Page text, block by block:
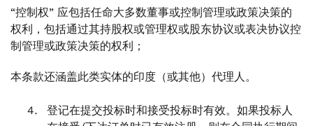
“控制权” 应包括任命大多数董事或控制管理或政策决策的
权利，包括通过其持股权或管理权或股东协议或表决协议控
制管理或政策决策的权利；
本条款还涵盖此类实体的印度（或其他）代理人。
登记在提交投标时和接受投标时有效。如果投标人